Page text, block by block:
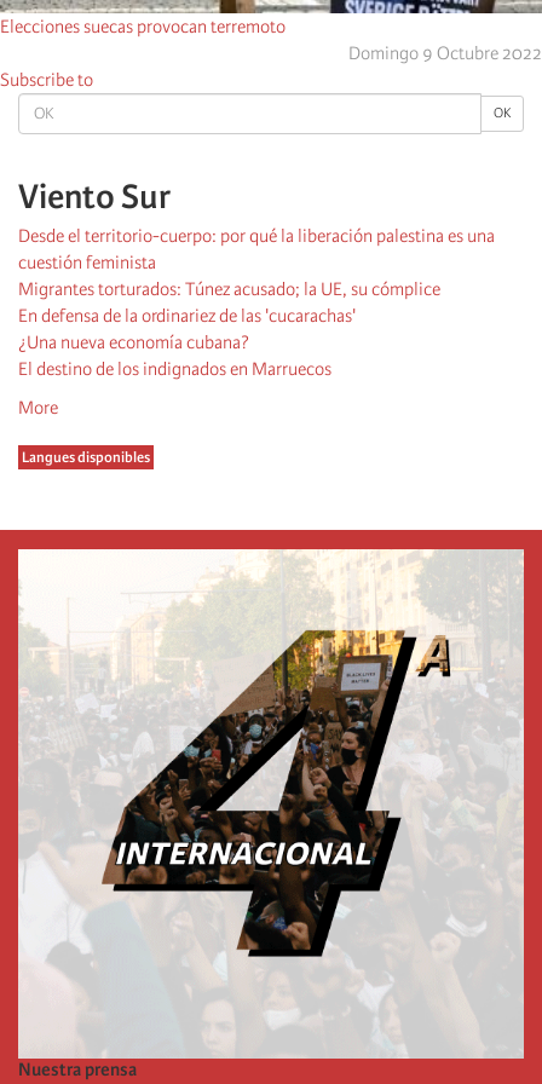
OK OK
Viento Sur
Desde el territorio-cuerpo: por qué la liberación palestina es una
cuestión feminista
Migrantes torturados: Túnez acusado; la UE, su cómplice
En defensa de la ordinariez de las 'cucarachas'
¿Una nueva economía cubana?
El destino de los indignados en Marruecos
More
Langues disponibles
Elecciones suecas provocan terremoto
Domingo 9 Octubre 2022
Subscribe to
Nuestra prensa